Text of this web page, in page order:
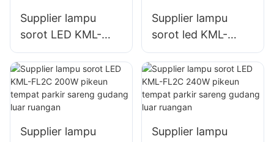
Supplier lampu
sorot LED KML-
FL2C 100W pikeun
papan reklame luar
ruangan sareng
lampu signage
Supplier lampu
sorot led KML-
FL2C 150W pikeun
lampu témbok
sareng daérah luar
ruangan
Supplier lampu
Supplier lampu